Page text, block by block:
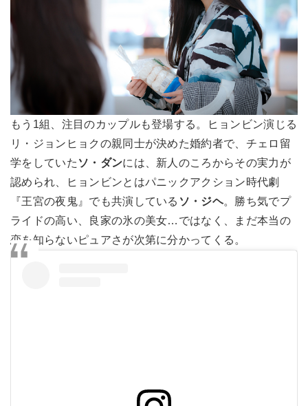
もう1組、注目のカップルも登場する。ヒョンビン演じる
リ・ジョンヒョクの親同士が決めた婚約者で、チェロ留
学をしていた ソ・ダンには、新人のころからその実力が
認められ、ヒョンビンとはパニックアクション時代劇
『王宮の夜鬼』でも共演している ソ・ジヘ。勝ち気でプ
ライドの高い、良家の氷の美女…ではなく、まだ本当の
恋を知らないピュアさが次第に分かってくる。